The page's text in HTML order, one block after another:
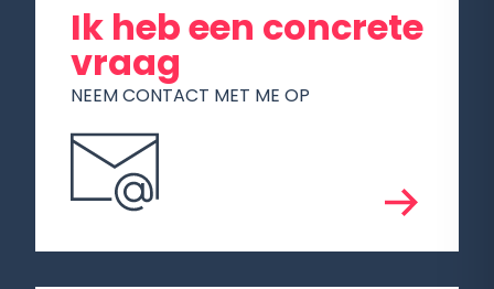
Ik heb een concrete
vraag
NEEM CONTACT MET ME OP